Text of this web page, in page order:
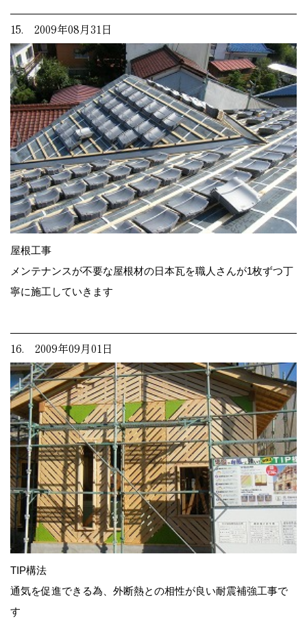
15. 2009年08月31日
屋根工事
メンテナンスが不要な屋根材の日本瓦を職人さんが1枚ずつ丁
寧に施工していきます
16. 2009年09月01日
TIP構法
通気を促進できる為、外断熱との相性が良い耐震補強工事で
す